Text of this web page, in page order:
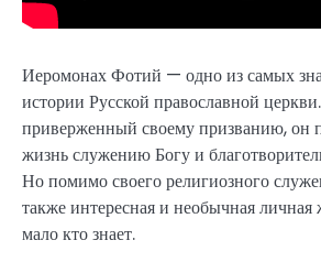
Иеромонах Фотий — одно из самых
истории Русской православной
приверженный своему призванию, он
жизнь служению Богу и
Но помимо своего религиозного
также интересная и необычная личная
мало кто знает.